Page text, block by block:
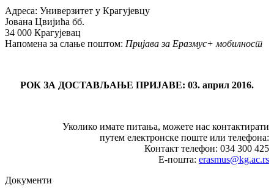
Адреса: Универзитет у Крагујевцу
Јована Цвијића бб.
34 000 Крагујевац
Напомена за слање поштом: Пријава за Еразмус+ мобилност
РОК ЗА ДОСТАВЉАЊЕ ПРИЈАВЕ: 03. април 2016.
Уколико имате питања, можете нас контактирати
путем електронске поште или телефона:
Контакт телефон: 034 300 425
Е-пошта: erasmus@kg.ac.rs
Документи